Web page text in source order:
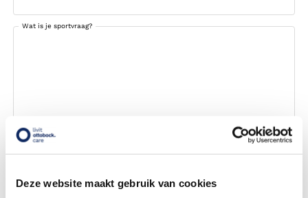
Deze website maakt gebruik van cookies
Wat is je sportvraag?